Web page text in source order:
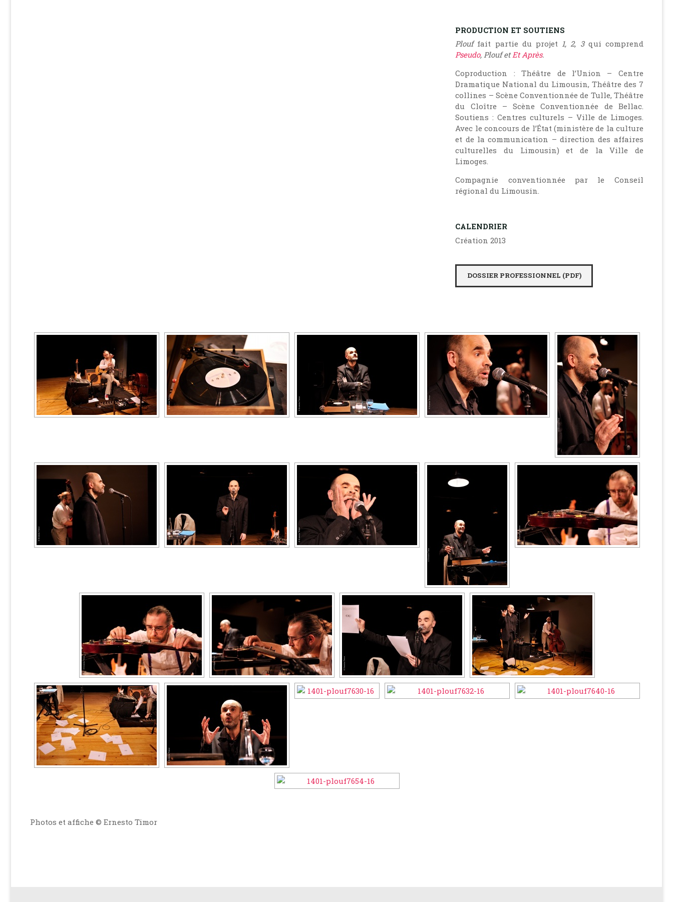
PRODUCTION ET SOUTIENS
Plouffait partie du projet 1, 2, 3qui comprend
Pseudo, Plouf et Et Après.
Coproduction : Théâtre de l’Union – Centre
Dramatique National du Limousin, Théâtre des 7
collines – Scène Conventionnée de Tulle, Théâtre
du Cloître – Scène Conventionnée de Bellac.
Soutiens : Centres culturels – Ville de Limoges.
Avec le concours de l’État (ministère de la culture
et de la communication – direction des affaires
culturelles du Limousin) et de la Ville de
Limoges.
Compagnie conventionnée par le Conseil
régional du Limousin.
CALENDRIER
Création 2013
DOSSIER PROFESSIONNEL (PDF)
Photos et affiche © Ernesto Timor